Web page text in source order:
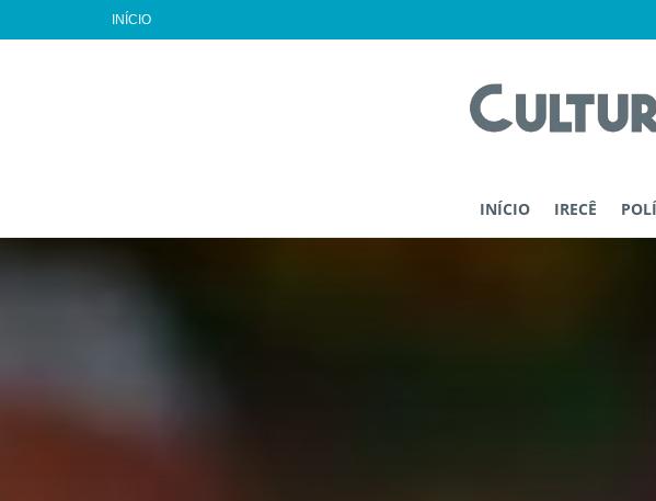
INÍCIO
INÍCIO IRECÊ